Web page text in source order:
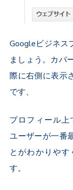
Googleビジネス
ましょう 。カバ
際に右側に表示
です、
プロフィール上
ユーザーが一番
とがわかりや
す。